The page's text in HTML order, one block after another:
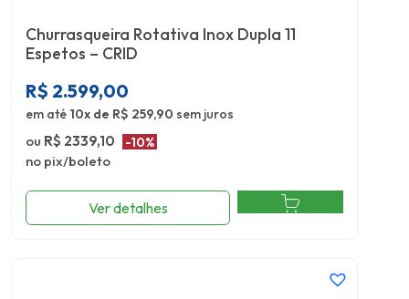
Churrasqueira Rotativa Inox Dupla 11
Espetos – CRID
R$ 2.599,00
em até 10x de R$ 259,90 sem juros
ou R$ 2339,10 -10%
no pix/boleto
Ver detalhes